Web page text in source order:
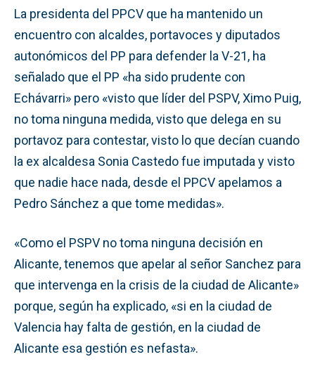
La presidenta del PPCV que ha mantenido un
encuentro con alcaldes, portavoces y diputados
autonómicos del PP para defender la V-21, ha
señalado que el PP «ha sido prudente con
Echávarri» pero «visto que líder del PSPV, Ximo Puig,
no toma ninguna medida, visto que delega en su
portavoz para contestar, visto lo que decían cuando
la ex alcaldesa Sonia Castedo fue imputada y visto
que nadie hace nada, desde el PPCV apelamos a
Pedro Sánchez a que tome medidas».
«Como el PSPV no toma ninguna decisión en
Alicante, tenemos que apelar al señor Sanchez para
que intervenga en la crisis de la ciudad de Alicante»
porque, según ha explicado, «si en la ciudad de
Valencia hay falta de gestión, en la ciudad de
Alicante esa gestión es nefasta».